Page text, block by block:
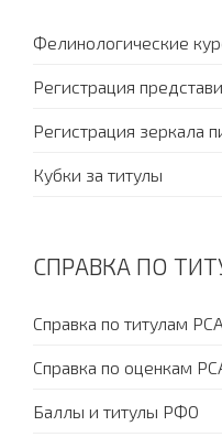
Фелинологические
Регистрация
Регистрация зеркала
Кубки за титулы
СПРАВКА ПО
Справка по титулам PCA
Справка по оценкам
Баллы и титулы РФО